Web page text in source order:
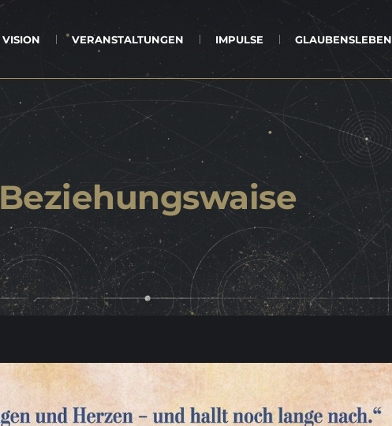
VI­SI­ON VER­AN­STAL­TUN­GEN IM­PUL­SE GLAU­BENS­LE­BEN
Be­zie­hungs­wai­se